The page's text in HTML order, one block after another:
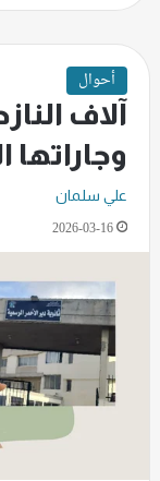
أحوال
آلاف
وجاراتها
علي سلمان
2026-03-16